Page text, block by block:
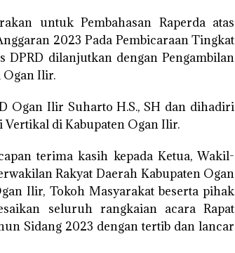
untuk Pembahasan Raperda atas
2023 Pada Pembicaraan Tingkat
DPRD dilanjutkan dengan Pengambilan
Ogan Ilir.
Ogan Ilir Suharto H.S., SH dan dihadiri
Vertikal di Kabupaten Ogan Ilir.
terima kasih kepada Ketua, Wakil-
Rakyat Daerah Kabupaten Ogan
Ilir, Tokoh Masyarakat beserta pihak
seluruh rangkaian acara Rapat
Sidang 2023 dengan tertib dan lancar